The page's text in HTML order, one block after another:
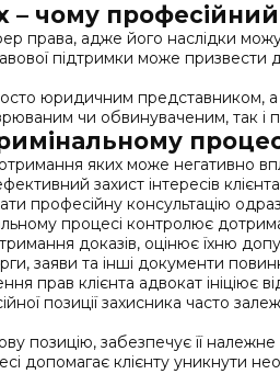
чому
права, адже його наслідки
підтримки може
юридичним представником,
чи обвинуваченим, так і
яких може негативно
захист інтересів
професійну консультацію
процесі контролює
доказів, оцінює їхню
заяви та інші документи
прав клієнта адвокат ініціює
позиції захисника часто
позицію, забезпечує її
клієнту уникнути